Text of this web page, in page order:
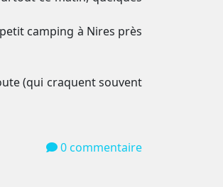
camping à Nires près
(qui craquent souvent
0 commentaire